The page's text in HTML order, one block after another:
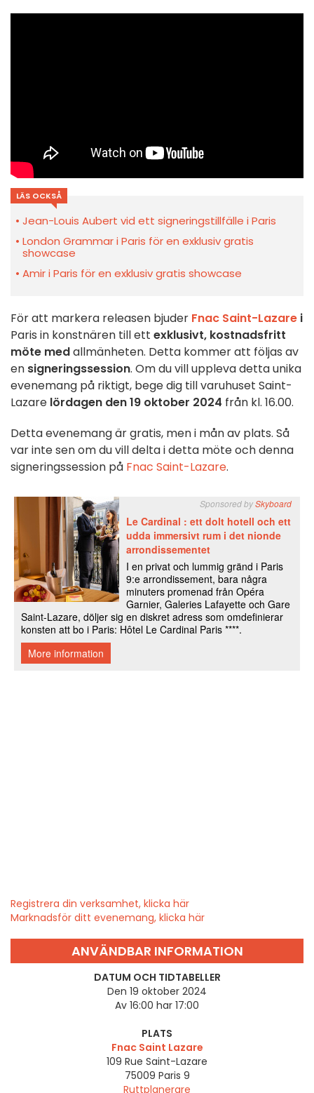
LÄS OCKSÅ
Jean-Louis Aubert vid ett signeringstillfälle i Paris
London Grammar i Paris för en exklusiv gratis
showcase
Amir i Paris för en exklusiv gratis showcase
För att markera releasen bjuder Fnac Saint-Lazare i
Paris in konstnären till ett exklusivt, kostnadsfritt
möte medallmänheten. Detta kommer att följas av
en signeringssession. Om du vill uppleva detta unika
evenemang på riktigt, bege dig till varuhuset Saint-
Lazare lördagen den 19 oktober 2024 från kl. 16.00.
Detta evenemang är gratis, men i mån av plats. Så
var inte sen om du vill delta i detta möte och denna
signeringssession på Fnac Saint-Lazare.
Registrera din verksamhet, klicka här
Marknadsför ditt evenemang, klicka här
ANVÄNDBAR INFORMATION
DATUM OCH TIDTABELLER
Den 19 oktober 2024
Av 16:00 har 17:00
PLATS
Fnac Saint Lazare
109 Rue Saint-Lazare
75009 Paris 9
Ruttplanerare